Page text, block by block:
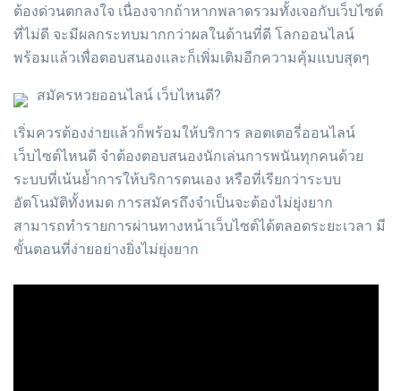
ต้องด่วนตกลงใจ เนื่องจากถ้าหากพลาดรวมทั้งเจอกับเว็บไซต์
ที่ไม่ดี จะมีผลกระทบมากกว่าผลในด้านที่ดี โลกออนไลน์
พร้อมแล้วเพื่อตอบสนองและก็เพิ่มเติมอีกความคุ้มแบบสุดๆ
สมัครหวยออนไลน์ เว็บไหนดี?
เริ่มควรต้องง่ายแล้วก็พร้อมให้บริการ ลอตเตอรี่ออนไลน์
เว็บไซต์ไหนดี จำต้องตอบสนองนักเล่นการพนันทุกคนด้วย
ระบบที่เน้นย้ำการให้บริการตนเอง หรือที่เรียกว่าระบบ
อัตโนมัติทั้งหมด การสมัครถึงจำเป็นจะต้องไม่ยุ่งยาก
สามารถทำรายการผ่านทางหน้าเว็บไซต์ได้ตลอดระยะเวลา มี
ขั้นตอนที่ง่ายอย่างยิ่งไม่ยุ่งยาก